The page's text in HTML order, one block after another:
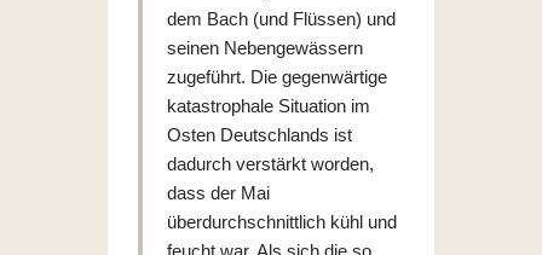
dem Bach (und Flüssen) und
seinen Nebengewässern
zugeführt. Die gegenwärtige
katastrophale Situation im
Osten Deutschlands ist
dadurch verstärkt worden,
dass der Mai
überdurchschnittlich kühl und